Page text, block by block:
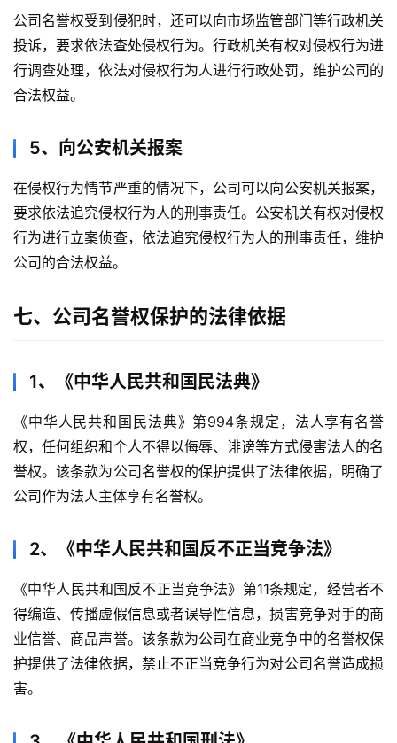
公司名誉权受到侵犯时，还可以向市场监管部门等行政机关
投诉，要求依法查处侵权行为。行政机关有权对侵权行为进
行调查处理，依法对侵权行为人进行行政处罚，维护公司的
合法权益。
5、向公安机关报案
在侵权行为情节严重的情况下，公司可以向公安机关报案，
要求依法追究侵权行为人的刑事责任。公安机关有权对侵权
行为进行立案侦查，依法追究侵权行为人的刑事责任，维护
公司的合法权益。
七、公司名誉权保护的法律依据
1、《中华人民共和国民法典》
《中华人民共和国民法典》第994条规定，法人享有名誉
权，任何组织和个人不得以侮辱、诽谤等方式侵害法人的名
誉权。该条款为公司名誉权的保护提供了法律依据，明确了
公司作为法人主体享有名誉权。
2、《中华人民共和国反不正当竞争法》
《中华人民共和国反不正当竞争法》第11条规定，经营者不
得编造、传播虚假信息或者误导性信息，损害竞争对手的商
业信誉、商品声誉。该条款为公司在商业竞争中的名誉权保
护提供了法律依据，禁止不正当竞争行为对公司名誉造成损
害。